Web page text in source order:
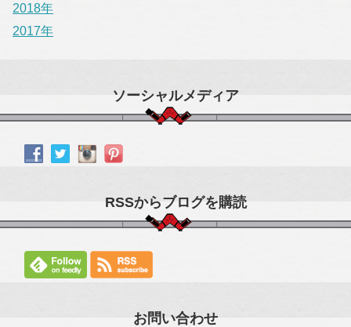
2018年
2017年
ソーシャルメディア
RSSからブログを購読
お問い合わせ